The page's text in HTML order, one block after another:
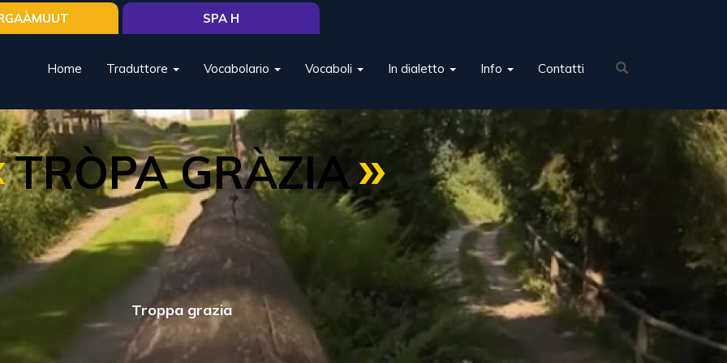
Home Traduttore Vocabolario Vocaboli In dialetto Info Contatti
SPA H
TRÒPA GRÀZIA
Troppa grazia